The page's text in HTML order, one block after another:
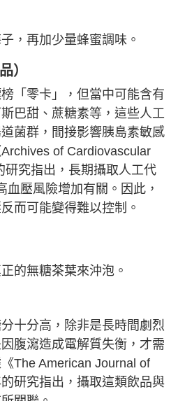
，再加少量蜂蜜調味。
）
「零卡」，但當中可能含有
巴甜、蔗糖素等，這些人工
菌群，間接影響胰島素敏感
of Cardiovascular
研究指出，長期攝取人工代
血壓風險增加有關。因此，
而可能變得難以控制。
的無糖茶葉來沖泡。
十分高，除非是長時間劇烈
腹瀉造成電解質失衡，才需
The American Journal of
研究指出，攝取這類飲品與